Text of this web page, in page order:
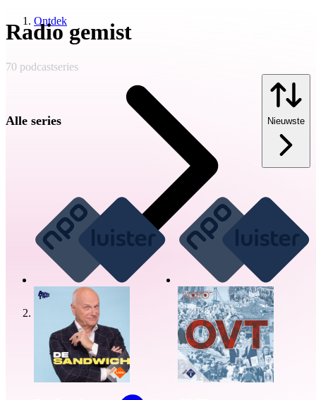
Ontdek
Radio gemist
Radio gemist
70 podcastseries
Alle series Nieuwste